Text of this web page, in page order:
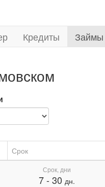
Кредиты Займы
Срок
Срок, дни
7- 30 дн.